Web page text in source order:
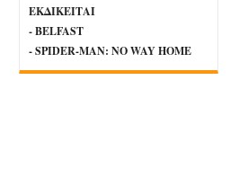
ΕΚΔΙΚΕΙΤΑΙ
- BELFAST
- SPIDER-MAN: NO WAY HOME